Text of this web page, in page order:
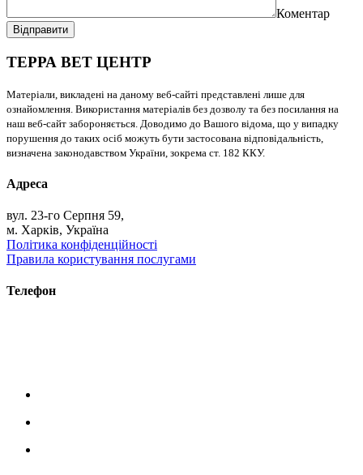
Коментар
Відправити
ТЕРРА ВЕТ ЦЕНТР
Матеріали, викладені на даному веб-сайті представлені лише для
ознайомлення. Використання матеріалів без дозволу та без посилання на
наш веб-сайт забороняється. Доводимо до Вашого відома, що у випадку
порушення до таких осіб можуть бути застосована відповідальність,
визначена законодавством України, зокрема ст. 182 ККУ.
Адреса
вул. 23-го Серпня 59,
м. Харків, Україна
Політика конфіденційності
Правила користування послугами
Телефон